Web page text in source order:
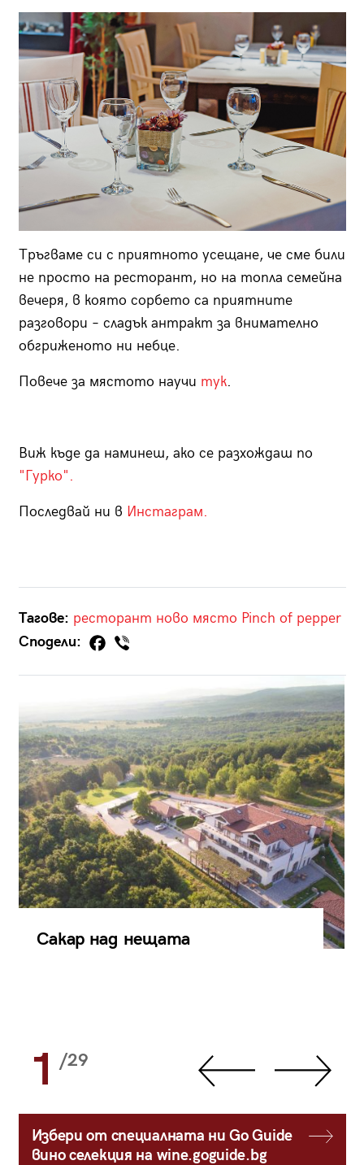
Тръгваме си с приятното усещане, че сме били
не просто на ресторант, но на топла семейна
вечеря, в която сорбето са приятните
разговори – сладък антракт за внимателно
обгриженото ни небце.
Повече за мястото научи тук.
Виж къде да наминеш, ако се разхождаш по
"Гурко".
Последвай ни в Инстаграм.
Тагове: ресторант ново място Pinch of pepper
Сподели:
Сакар над нещата
1 /29
Избери от специалната ни Go Guide
вино селекция на wine.goguide.bg